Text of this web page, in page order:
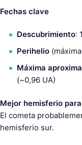
Fechas clave
Descubrimiento:
Perihelio
Máxima
(~0,96 UA)
Mejor hemisferio
El cometa
hemisferio sur.